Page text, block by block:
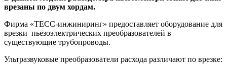
врезаны по двум хордам.
Фирма «ТЕСС-инжиниринг» предоставляет оборудование для
врезки пьезоэлектрических преобразователей в
существующие трубопроводы.
Ультразвуковые преобразователи расхода различают по врезке: